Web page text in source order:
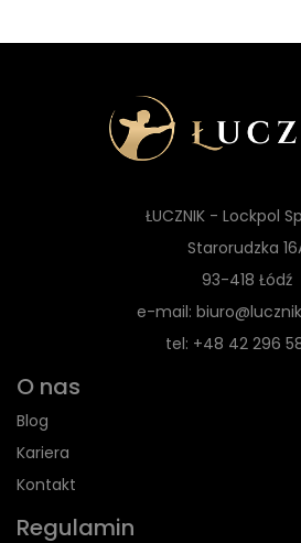
ŁUCZNIK - Lockpol
Starorudzka
93-418 Łódź
e-mail:
tel: +48 42 296
O nas
Blog
Kariera
Kontakt
Regulamin